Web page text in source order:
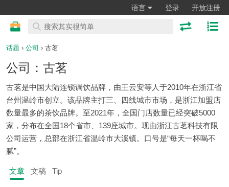
语言 登录 开放注册
话题 › 公司 › 古茗
公司：古茗
古茗是中国大陆连锁调饮品牌，由王云安等人于2010年在浙江省
台州温岭市创立。该品牌主打三、四线城市市场，是浙江加盟店
数量最多的茶饮品牌。至2021年，全国门店数量已经突破5000
家，分布在全国18个省市、139座城市。现由浙江古茗科技有限
公司运营，总部在浙江省温岭市大溪镇。口号是“每天一杯喝不
腻”。
文章 文稿 Tip